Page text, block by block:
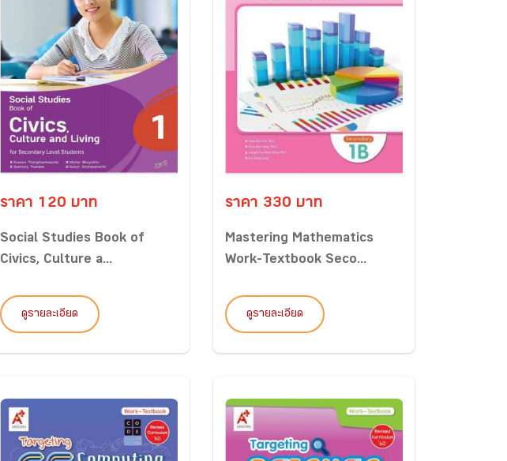
ราคา 120 บาท
Social Studies Book of
Civics, Culture a...
ดูรายละเอียด
ราคา 330 บาท
Mastering Mathematics
Work-Textbook Seco...
ดูรายละเอียด